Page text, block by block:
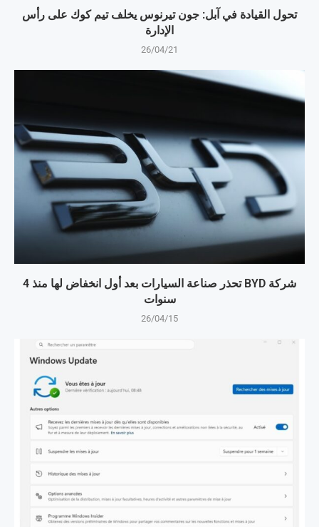
تحول القيادة في آبل: جون تيرنوس يخلف تيم كوك على رأس
الإدارة
26/04/21
شركة BYD تحذر صناعة السيارات بعد أول انخفاض لها منذ 4
سنوات
26/04/15